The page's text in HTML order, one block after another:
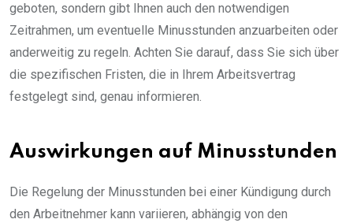
geboten, sondern gibt Ihnen auch den notwendigen
Zeitrahmen, um eventuelle Minusstunden anzuarbeiten oder
anderweitig zu regeln. Achten Sie darauf, dass Sie sich über
die spezifischen Fristen, die in Ihrem Arbeitsvertrag
festgelegt sind, genau informieren.
Auswirkungen auf Minusstunden
Die Regelung der Minusstunden bei einer Kündigung durch
den Arbeitnehmer kann variieren, abhängig von den